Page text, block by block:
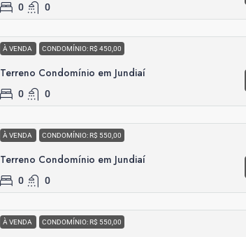
0 0
À VENDA CONDOMÍNIO: R$ 450,00
Terreno Condomínio em Jundiaí
0 0
À VENDA CONDOMÍNIO: R$ 550,00
Terreno Condomínio em Jundiaí
0 0
À VENDA CONDOMÍNIO: R$ 550,00